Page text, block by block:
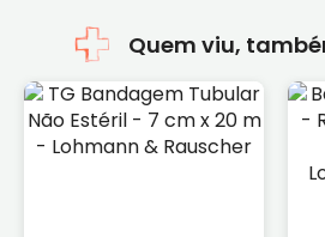
Quem viu,